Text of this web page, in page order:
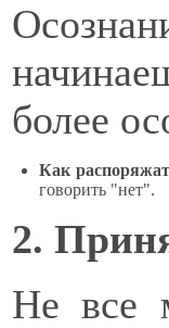
более
Как
говорить "нет".
2.
Не все